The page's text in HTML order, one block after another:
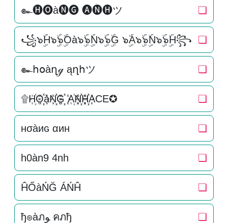
๛🅗🅞à🅝🅖 🅐🅝🅗ツ ❏
꧁๖ۣۜH๖ۣۜ๖ۣۜOà๖ۣۜ๖ۣۜN๖ۣۜ๖ۣۜG ๖ۣۜA๖ۣۜ๖ۣۜN๖ۣۜ๖ۣۜH꧂ ❏
๛հօàղℊ ąղհツ ❏
۩H꙰O꙰꙰àN꙰꙰G꙰꙰ A꙰N꙰꙰H꙰꙰ACE✪ ❏
нσàиɢ αин ❏
h0àn9 4nh ❏
ĤŐàŃĞ ÁŃĤ ❏
ђ๏àภﻮ คภђ ❏